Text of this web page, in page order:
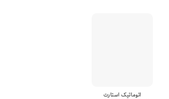
اتوماتیک استارت